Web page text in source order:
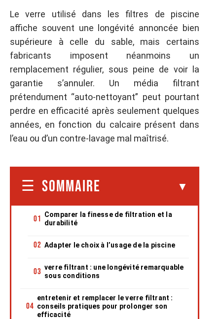
Le verre utilisé dans les filtres de piscine
affiche souvent une longévité annoncée bien
supérieure à celle du sable, mais certains
fabricants imposent néanmoins un
remplacement régulier, sous peine de voir la
garantie s’annuler. Un média filtrant
prétendument “auto-nettoyant” peut pourtant
perdre en efficacité après seulement quelques
années, en fonction du calcaire présent dans
l’eau ou d’un contre-lavage mal maîtrisé.
SOMMAIRE
Comparer la finesse de filtration et la
durabilité
Adapter le choix à l’usage de la piscine
verre filtrant : une longévité remarquable
sous conditions
entretenir et remplacer le verre filtrant :
conseils pratiques pour prolonger son
efficacité